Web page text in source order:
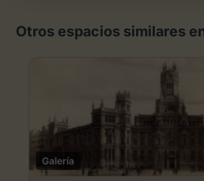
Otros espacios similares
Galería